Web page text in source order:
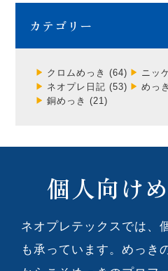
カテゴリー
クロムめっき (64) ニッ
ネオプレ日記 (53) めっ
銅めっき (21)
個人向け
ネオプレテックスでは、
も承っています。めっき